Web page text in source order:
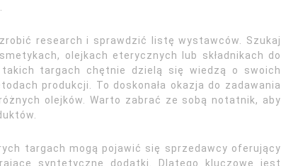
research i sprawdzić listę wystawców. Szukaj
olejkach eterycznych lub składnikach do
targach chętnie dzielą się wiedzą o swoich
produkcji. To doskonała okazja do zadawania
olejków. Warto zabrać ze sobą notatnik, aby
targach mogą pojawić się sprzedawcy oferujący
syntetyczne dodatki. Dlatego kluczowe jest